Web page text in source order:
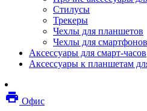
Коммутаторы
Расширители
Wi-fi антенны
Инструмент
Кабель
Монтажные
Стилусы
Трекеры
Чехлы для планшетов
Чехлы для смартфонов
Аксессуары для смарт-часов
Аксессуары к планшетам
local_printshop Офис